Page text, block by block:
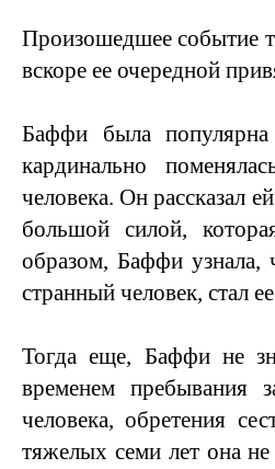
Произошедшее событие
вскоре ее очередной
Баффи была
кардинально
человека. Он рассказал
большой силой,
образом, Баффи узнала,
странный человек, стал
Тогда еще, Баффи не
временем пребывания
человека, обретения
тяжелых семи лет она